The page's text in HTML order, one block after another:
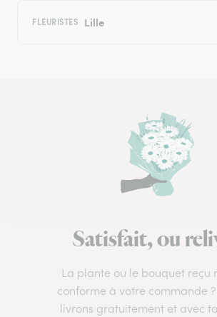
FLEURISTES Lille
Satisfait, ou
La plante ou le bouquet reçu
conforme à votre commande
livrons gratuitement et avec